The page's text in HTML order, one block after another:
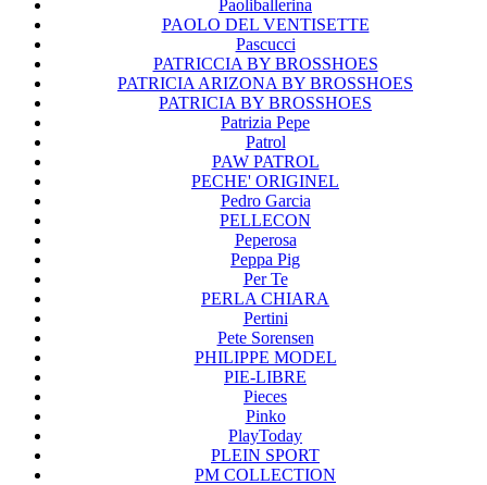
Paoliballerina
PAOLO DEL VENTISETTE
Pascucci
PATRICCIA BY BROSSHOES
PATRICIA ARIZONA BY BROSSHOES
PATRICIA BY BROSSHOES
Patrizia Pepe
Patrol
PAW PATROL
PECHE' ORIGINEL
Pedro Garcia
PELLECON
Peperosa
Peppa Pig
Per Te
PERLA CHIARA
Pertini
Pete Sorensen
PHILIPPE MODEL
PIE-LIBRE
Pieces
Pinko
PlayToday
PLEIN SPORT
PM COLLECTION